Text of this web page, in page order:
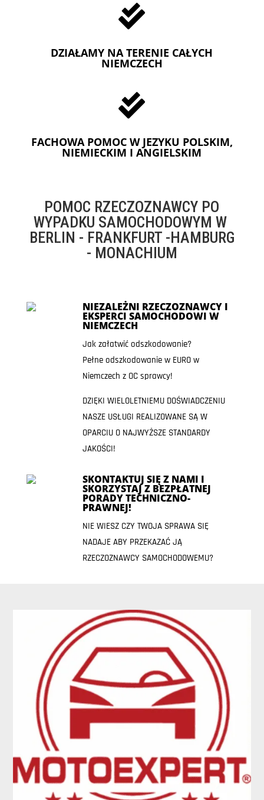

DZIAŁAMY NA TERENIE CAŁYCH
NIEMCZECH

FACHOWA POMOC W JEZYKU POLSKIM,
NIEMIECKIM I ANGIELSKIM
POMOC RZECZOZNAWCY PO
WYPADKU SAMOCHODOWYM W
BERLIN - FRANKFURT -HAMBURG
- MONACHIUM
NIEZALEŻNI RZECZOZNAWCY I
EKSPERCI SAMOCHODOWI W
NIEMCZECH
Jak załatwić odszkodowanie?
Pełne odszkodowanie w EURO w
Niemczech z OC sprawcy!
DZIĘKI WIELOLETNIEMU DOŚWIADCZENIU
NASZE USŁUGI REALIZOWANE SĄ W
OPARCIU O NAJWYŻSZE STANDARDY
JAKOŚCI!
SKONTAKTUJ SIĘ Z NAMI I
SKORZYSTAJ Z BEZPŁATNEJ
PORADY TECHNICZNO-
PRAWNEJ!
NIE WIESZ CZY TWOJA SPRAWA SIĘ
NADAJE ABY PRZEKAZAĆ JĄ
RZECZOZNAWCY SAMOCHODOWEMU?